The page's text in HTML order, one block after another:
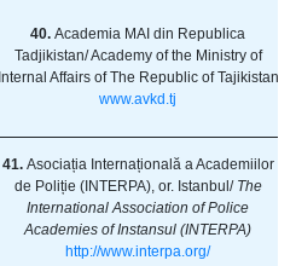
40. Academia MAI din Republica
Tadjikistan/ Academy of the Ministry of
Internal Affairs of The Republic of Tajikistan
www.avkd.tj
41. Asociația Internațională a Academiilor
de Poliție (INTERPA), or. Istanbul/ The
International Association of Police
Academies of Instansul (INTERPA)
http://www.interpa.org/